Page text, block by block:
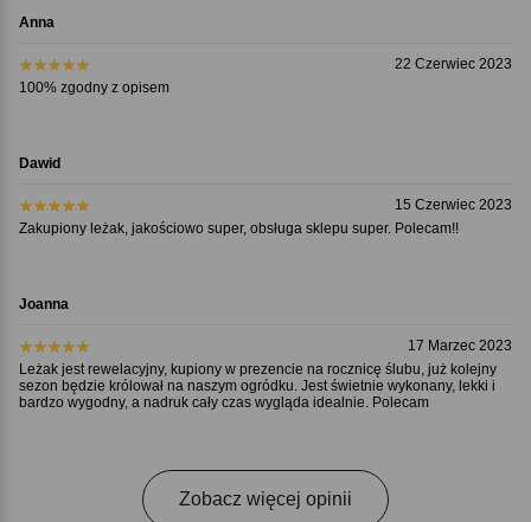
Anna
22 Czerwiec 2023
100% zgodny z opisem
Dawid
15 Czerwiec 2023
Zakupiony leżak, jakościowo super, obsługa sklepu super. Polecam!!
Joanna
17 Marzec 2023
Leżak jest rewelacyjny, kupiony w prezencie na rocznicę ślubu, już kolejny
sezon będzie królował na naszym ogródku. Jest świetnie wykonany, lekki i
bardzo wygodny, a nadruk cały czas wygląda idealnie. Polecam
Zobacz więcej opinii